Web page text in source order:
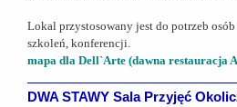
Lokal przystosowany jest do potrzeb
szkoleń, konferencji.
mapa dla Dell`Arte (dawna restauracja
DWA STAWY Sala Przyjęć